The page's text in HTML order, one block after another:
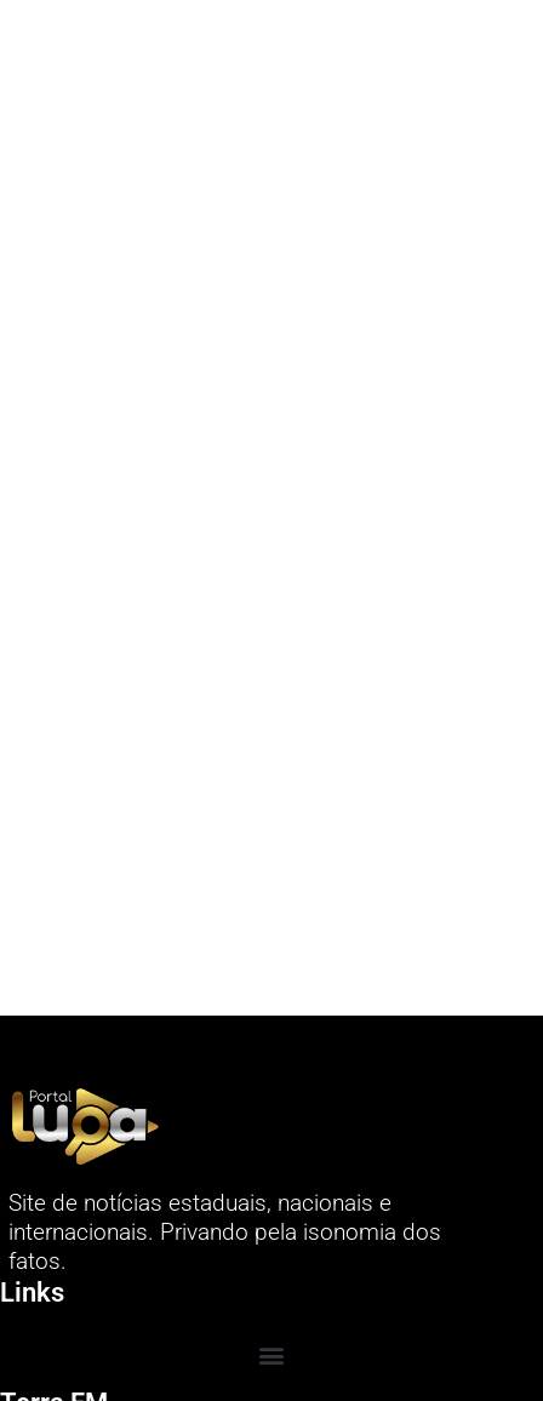
Site de notícias estaduais, nacionais e
internacionais. Privando pela isonomia dos
fatos.
Links